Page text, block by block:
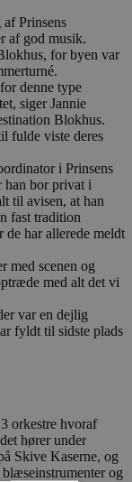
Prinsens
af god musik.
for byen var
denne type
siger Jannie
Blokhus.
fulde viste deres
i Prinsens
han bor privat i
til avisen, at han
fast tradition
de har allerede meldt
med scenen og
med alt det vi
var en dejlig
fyldt til sidste plads
orkestre hvoraf
hører under
Skive Kaserne, og
blæseinstrumenter og